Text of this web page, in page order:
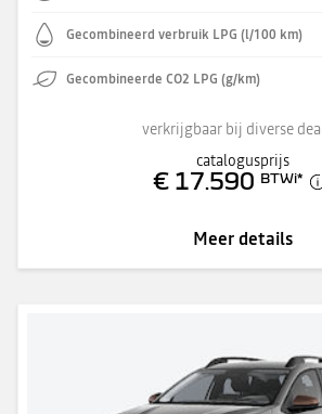
Gecombineerd verbruik LPG (l/100 km)
Gecombineerde CO2 LPG (g/km)
verkrijgbaar bij diverse
catalogusprijs
€ 17.590 BTWi*
Meer details